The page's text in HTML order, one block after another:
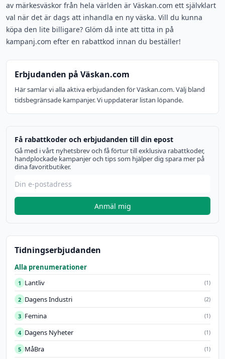
av märkesväskor från hela världen är Väskan.com ett självklart
val när det är dags att inhandla en ny väska. Vill du kunna
köpa den lite billigare? Glöm då inte att titta in på
kampanj.com efter en rabattkod innan du beställer!
Erbjudanden på Väskan.com
Här samlar vi alla aktiva erbjudanden för Väskan.com. Välj bland
tidsbegränsade kampanjer. Vi uppdaterar listan löpande.
Få rabattkoder och erbjudanden till din epost
Gå med i vårt nyhetsbrev och få förtur till exklusiva rabattkoder,
handplockade kampanjer och tips som hjälper dig spara mer på
dina favoritbutiker.
Anmäl mig
Tidningserbjudanden
Alla prenumerationer
1 Lantliv (1)
2 Dagens Industri (2)
3 Femina (1)
4 Dagens Nyheter (1)
5 MåBra (1)